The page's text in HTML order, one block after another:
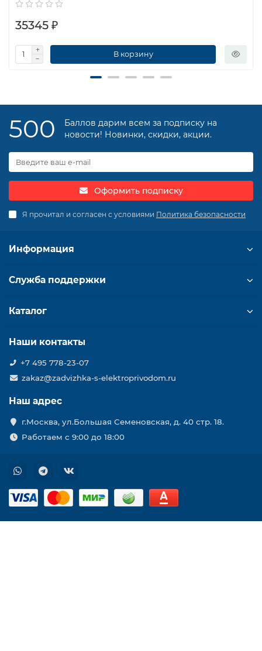
35345 ₽
В корзину
500
Баллов дарим всем за подписку на
новости! Новинки, скидки, акции.
Оформить подписку
Я прочитал и согласен с условиями Политика безопасности
Информация
Служба поддержки
Каталог
Наши контакты
+7 495 778-23-07
zakaz@zadvizhka-s-elektroprivodom.ru
Наш адрес
г.Москва, ул.Большая Семеновская, д. 40 стр. 18.
Работаем с 9:00 до 18:00